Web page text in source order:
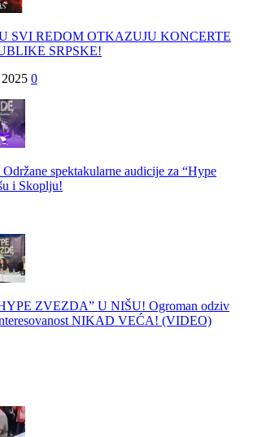
SVI REDOM OTKAZUJU KONCERTE
SRPSKE!
0
spektakularne audicije za “Hype
i Skoplju!
ZVEZDA” U NIŠU! Ogroman odziv
NIKAD VEĆA! (VIDEO)